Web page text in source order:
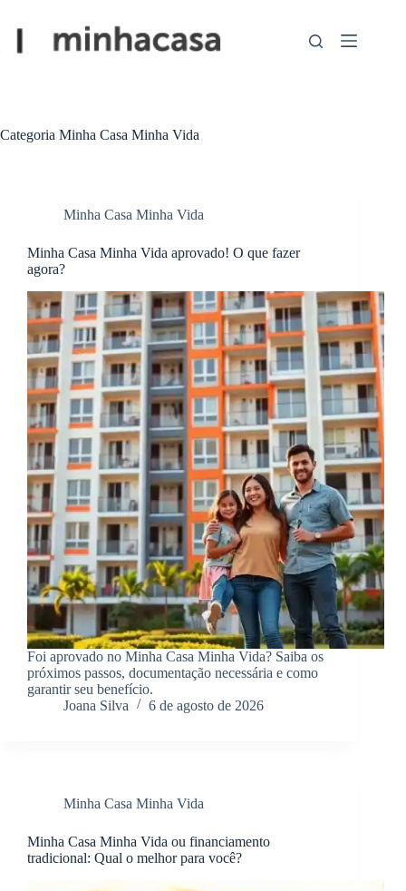
conteúdo
Categoria Minha Casa Minha Vida
Minha Casa Minha Vida
Minha Casa Minha Vida aprovado! O que fazer
agora?
Foi aprovado no Minha Casa Minha Vida? Saiba os
próximos passos, documentação necessária e como
garantir seu benefício.
Joana Silva
6 de agosto de 2026
Minha Casa Minha Vida
Minha Casa Minha Vida ou financiamento
tradicional: Qual o melhor para você?